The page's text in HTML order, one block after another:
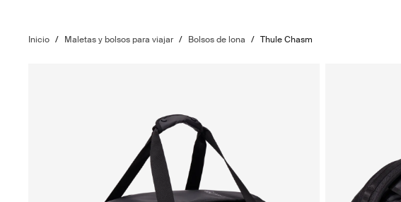
Inicio / Maletas y bolsos para viajar / Bolsos de lona / Thule Chasm